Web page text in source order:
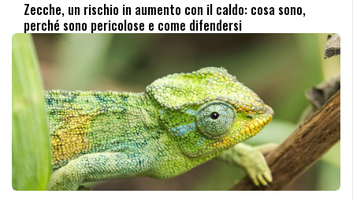
Zecche, un rischio in aumento con il caldo: cosa sono,
perché sono pericolose e come difendersi